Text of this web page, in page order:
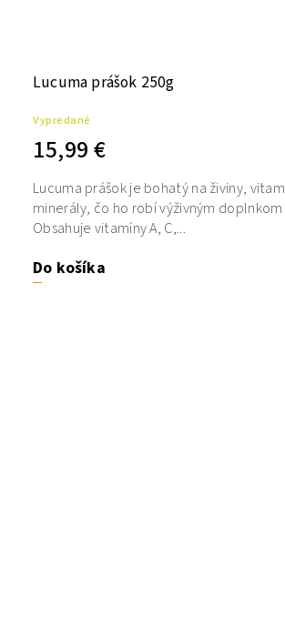
Lucuma prášok 250g
Vypredané
15,99 €
Do košíka
Lucuma prášok je bohatý na živiny,
minerály, čo ho robí výživným doplnkom
Obsahuje vitamíny A, C,...